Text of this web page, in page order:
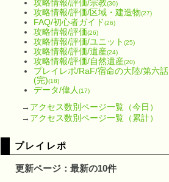
攻略情報/評価/宗教(30)
攻略情報/評価/区域・建造物(27)
FAQ/初心者ガイド(26)
攻略情報/評価(26)
攻略情報/評価/ユニット (25)
攻略情報/評価/遺産(24)
攻略情報/評価/自然遺産(20)
プレイレポ/RaF/宿命の大陸/第六話
(完)(18)
データ/偉人 (17)
→ アクセス数別ページ一覧（今日）
→ アクセス数別ページ一覧（累計）
プレイレポ
更新ページ：最新の10件